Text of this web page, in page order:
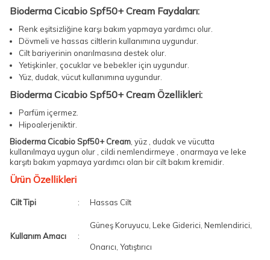
Bioderma Cicabio Spf50+ Cream Faydaları:
Renk eşitsizliğine karşı bakım yapmaya yardımcı olur.
Dövmeli ve hassas ciltlerin kullanımına uygundur.
Cilt bariyerinin onarılmasına destek olur.
Yetişkinler, çocuklar ve bebekler için uygundur.
Yüz, dudak, vücut kullanımına uygundur.
Bioderma Cicabio Spf50+ Cream Özellikleri:
Parfüm içermez.
Hipoalerjeniktir.
Bioderma Cicabio Spf50+ Cream, yüz , dudak ve vücutta
kullanılmaya uygun olur , cildi nemlendirmeye , onarmaya ve leke
karşıtı bakım yapmaya yardımcı olan bir cilt bakım kremidir.
Ürün Özellikleri
Cilt Tipi : Hassas Cilt
Kullanım Amacı :
Güneş Koruyucu, Leke Giderici, Nemlendirici,
Onarıcı, Yatıştırıcı